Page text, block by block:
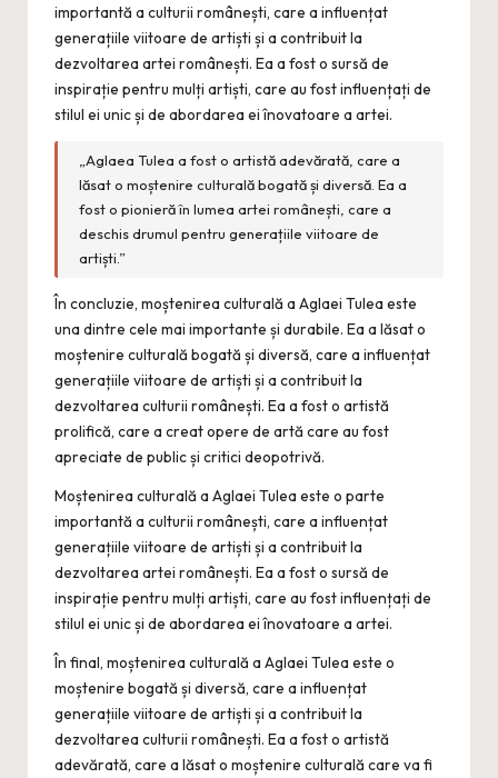
importantă a culturii românești, care a influențat
generațiile viitoare de artiști și a contribuit la
dezvoltarea artei românești. Ea a fost o sursă de
inspirație pentru mulți artiști, care au fost influențați de
stilul ei unic și de abordarea ei înovatoare a artei.
„Aglaea Tulea a fost o artistă adevărată, care a
lăsat o moștenire culturală bogată și diversă. Ea a
fost o pionieră în lumea artei românești, care a
deschis drumul pentru generațiile viitoare de
artiști.”
În concluzie, moștenirea culturală a Aglaei Tulea este
una dintre cele mai importante și durabile. Ea a lăsat o
moștenire culturală bogată și diversă, care a influențat
generațiile viitoare de artiști și a contribuit la
dezvoltarea culturii românești. Ea a fost o artistă
prolifică, care a creat opere de artă care au fost
apreciate de public și critici deopotrivă.
Moștenirea culturală a Aglaei Tulea este o parte
importantă a culturii românești, care a influențat
generațiile viitoare de artiști și a contribuit la
dezvoltarea artei românești. Ea a fost o sursă de
inspirație pentru mulți artiști, care au fost influențați de
stilul ei unic și de abordarea ei înovatoare a artei.
În final, moștenirea culturală a Aglaei Tulea este o
moștenire bogată și diversă, care a influențat
generațiile viitoare de artiști și a contribuit la
dezvoltarea culturii românești. Ea a fost o artistă
adevărată, care a lăsat o moștenire culturală care va fi